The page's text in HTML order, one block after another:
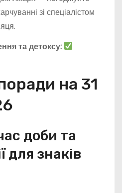
зі спеціалістом
та детоксу:
на 31
доби та
для знаків